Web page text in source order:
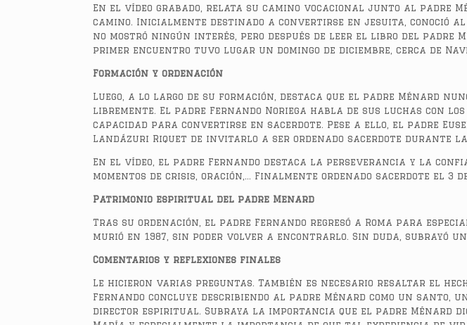
En el vídeo grabado, relata su camino vocacional junto al padre
camino. Inicialmente destinado a convertirse en jesuita, conoció
no mostró ningún interés, pero después de leer el libro del padre
primer encuentro tuvo lugar un domingo de diciembre, cerca de
Formación y ordenación
Luego, a lo largo de su formación, destaca que el padre Ménard
libremente. El padre Fernando Noriega habla de sus luchas con
capacidad para convertirse en sacerdote. Pese a ello, el padre
Landázuri Riquet de invitarlo a ser ordenado sacerdote durante
En el vídeo, el padre Fernando destaca la perseverancia y la
momentos de crisis, oración,… Finalmente ordenado sacerdote el 3
Patrimonio espiritual del padre Menard
Tras su ordenación, el padre Fernando regresó a Roma para
murió en 1987, sin poder volver a encontrarlo. Sin duda, subrayó
Comentarios y reflexiones finales
Le hicieron varias preguntas. También es necesario resaltar el
Fernando concluye describiendo al padre Ménard como un santo,
director espiritual. Subraya la importancia que el padre Ménard